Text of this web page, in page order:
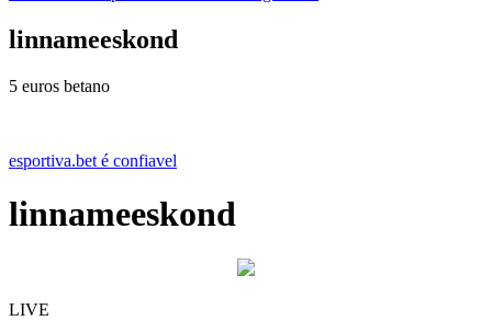
linnameeskond
5 euros betano
esportiva.bet é confiavel
linnameeskond
LIVE